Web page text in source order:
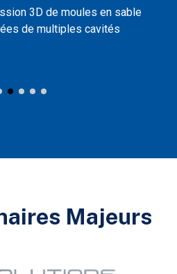
3D de moules en sable
de multiples cavités
Majeurs